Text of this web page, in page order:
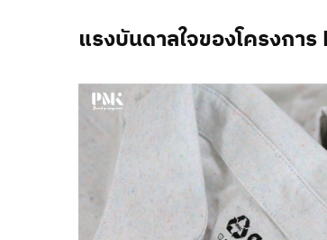
แรงบันดาลใจของโครงการ